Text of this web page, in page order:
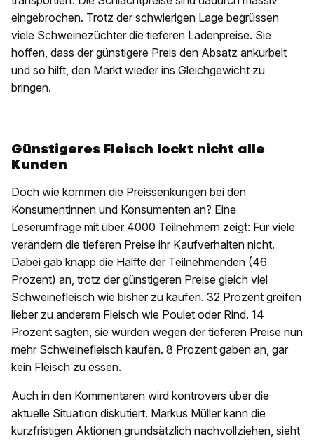
eingebrochen. Trotz der schwierigen Lage begrüssen
viele Schweinezüchter die tieferen Ladenpreise. Sie
hoffen, dass der günstigere Preis den Absatz ankurbelt
und so hilft, den Markt wieder ins Gleichgewicht zu
bringen.
Günstigeres Fleisch lockt nicht alle
Kunden
Doch wie kommen die Preissenkungen bei den
Konsumentinnen und Konsumenten an? Eine
Leserumfrage mit über 4000 Teilnehmern zeigt: Für viele
verändern die tieferen Preise ihr Kaufverhalten nicht.
Dabei gab knapp die Hälfte der Teilnehmenden (46
Prozent) an, trotz der günstigeren Preise gleich viel
Schweinefleisch wie bisher zu kaufen. 32 Prozent greifen
lieber zu anderem Fleisch wie Poulet oder Rind. 14
Prozent sagten, sie würden wegen der tieferen Preise nun
mehr Schweinefleisch kaufen. 8 Prozent gaben an, gar
kein Fleisch zu essen.
Auch in den Kommentaren wird kontrovers über die
aktuelle Situation diskutiert. Markus Müller kann die
kurzfristigen Aktionen grundsätzlich nachvollziehen, sieht